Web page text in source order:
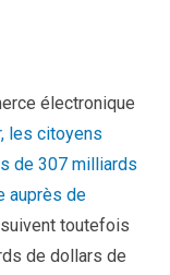
électronique
les citoyens
de 307 milliards
auprès de
toutefois
de dollars de